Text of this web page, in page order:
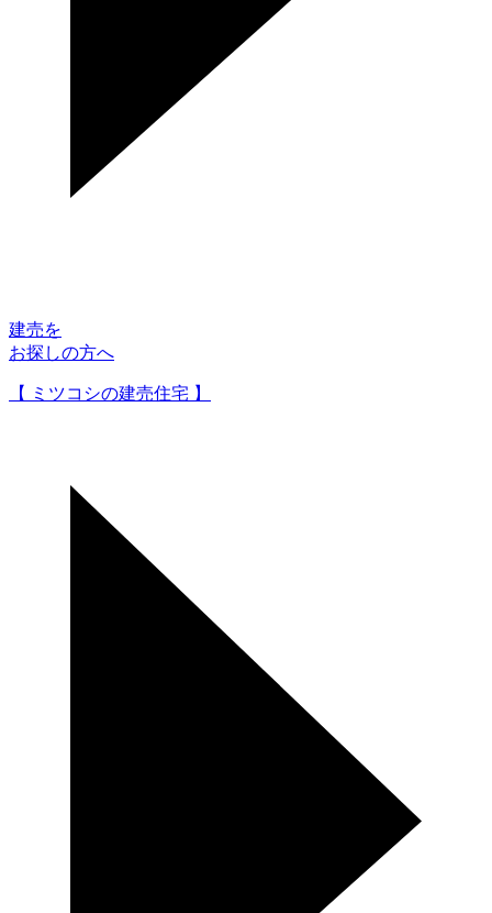
建売を
お探しの方へ
【 ミツコシの建売住宅 】